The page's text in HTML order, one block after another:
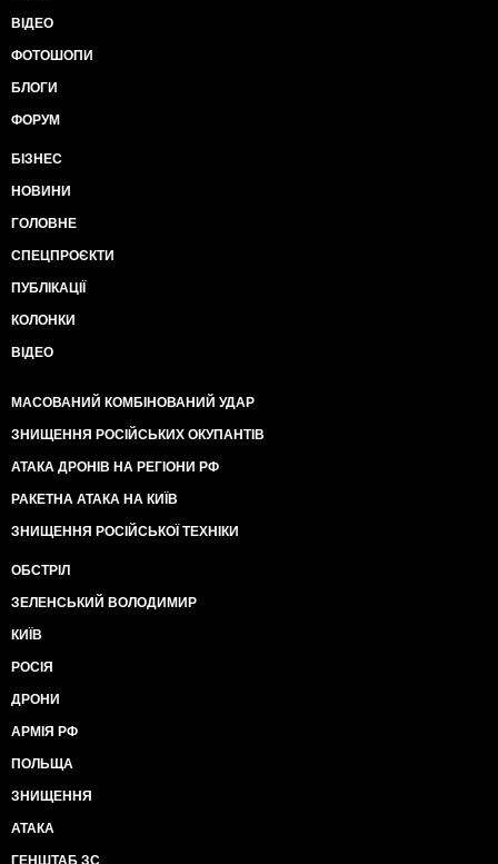
ВІДЕО
ФОТОШОПИ
БЛОГИ
ФОРУМ
БІЗНЕС
НОВИНИ
ГОЛОВНЕ
СПЕЦПРОЄКТИ
ПУБЛІКАЦІЇ
КОЛОНКИ
ВІДЕО
МАСОВАНИЙ КОМБІНОВАНИЙ УДАР
ЗНИЩЕННЯ РОСІЙСЬКИХ ОКУПАНТІВ
АТАКА ДРОНІВ НА РЕГІОНИ РФ
РАКЕТНА АТАКА НА КИЇВ
ЗНИЩЕННЯ РОСІЙСЬКОЇ ТЕХНІКИ
ОБСТРІЛ
ЗЕЛЕНСЬКИЙ ВОЛОДИМИР
КИЇВ
РОСІЯ
ДРОНИ
АРМІЯ РФ
ПОЛЬЩА
ЗНИЩЕННЯ
АТАКА
ГЕНШТАБ ЗС